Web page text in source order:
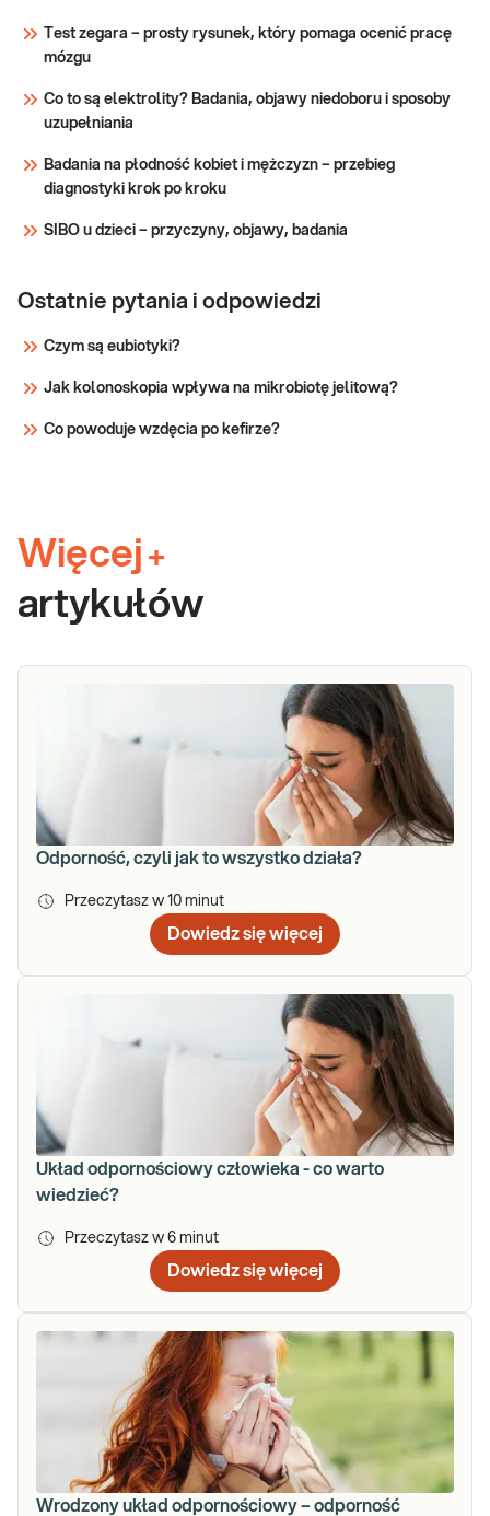
– sprawdź PUNKTY PRZYJAZNE
Test zegara – prosty rysunek, który pomaga ocenić pracę
mózgu
Co to są elektrolity? Badania, objawy niedoboru i sposoby
uzupełniania
Badania na płodność kobiet i mężczyzn – przebieg
diagnostyki krok po kroku
SIBO u dzieci – przyczyny, objawy, badania
Ostatnie pytania i odpowiedzi
Czym są eubiotyki?
Jak kolonoskopia wpływa na mikrobiotę jelitową?
Co powoduje wzdęcia po kefirze?
Więcej +
artykułów
Odporność, czyli jak to wszystko działa?
Przeczytasz w 10 minut
Dowiedz się więcej
Układ odpornościowy człowieka - co warto
wiedzieć?
Przeczytasz w 6 minut
Dowiedz się więcej
Wrodzony układ odpornościowy – odporność